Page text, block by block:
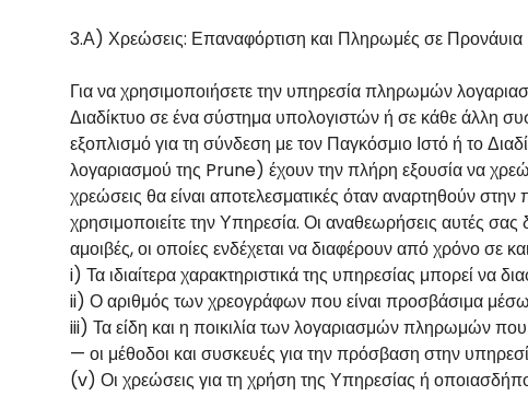
3.Α) Χρεώσεις: Επαναφόρτιση και Πληρωμές σε Προνάυια
Για να χρησιμοποιήσετε την υπηρεσία πληρωμών
Διαδίκτυο σε ένα σύστημα υπολογιστών ή σε κάθε άλλη
εξοπλισμό για τη σύνδεση με τον Παγκόσμιο Ιστό ή το
λογαριασμού της Prune) έχουν την πλήρη εξουσία να
χρεώσεις θα είναι αποτελεσματικές όταν αναρτηθούν
χρησιμοποιείτε την Υπηρεσία. Οι αναθεωρήσεις αυτές
αμοιβές, οι οποίες ενδέχεται να διαφέρουν από χρόνο σε
i) Τα ιδιαίτερα χαρακτηριστικά της υπηρεσίας μπορεί να
ii) Ο αριθμός των χρεογράφων που είναι προσβάσιμα μέσω
iii) Τα είδη και η ποικιλία των λογαριασμών πληρωμών
— οι μέθοδοι και συσκευές για την πρόσβαση στην
(v) Οι χρεώσεις για τη χρήση της Υπηρεσίας ή